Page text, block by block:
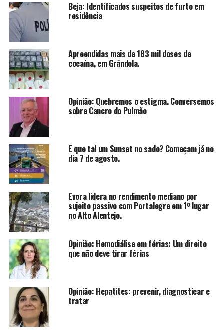
Beja: Identificados suspeitos de furto em
residência
Apreendidas mais de 183 mil doses de
cocaína, em Grândola.
Opinião: Quebremos o estigma. Conversemos
sobre Cancro do Pulmão
E que tal um Sunset no sado? Começam já no
dia 7 de agosto.
Évora lidera no rendimento mediano por
sujeito passivo com Portalegre em 1º lugar
no Alto Alentejo.
Opinião: Hemodiálise em férias: Um direito
que não deve tirar férias
Opinião: Hepatites: prevenir, diagnosticar e
tratar